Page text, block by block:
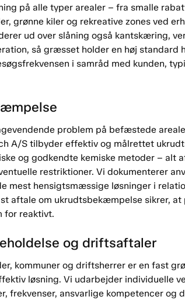
på alle typer arealer – fra smalle
grønne kiler og rekreative zones ved
ud over slåning også kantskæring,
så græsset holder en høj standard
i samråd med kunden,
problem på befæstede
A/S tilbyder effektiv og målrettet
og godkendte kemiske metoder – alt
restriktioner. Vi dokumenterer
mest hensigtsmæssige løsninger i
aftale om ukrudtsbekæmpelse sikrer,
for reaktivt.
og driftsaftaler
kommuner og driftsherrer er en fast
løsning. Vi udarbejder individuelle
frekvenser, ansvarlige kompetencer og